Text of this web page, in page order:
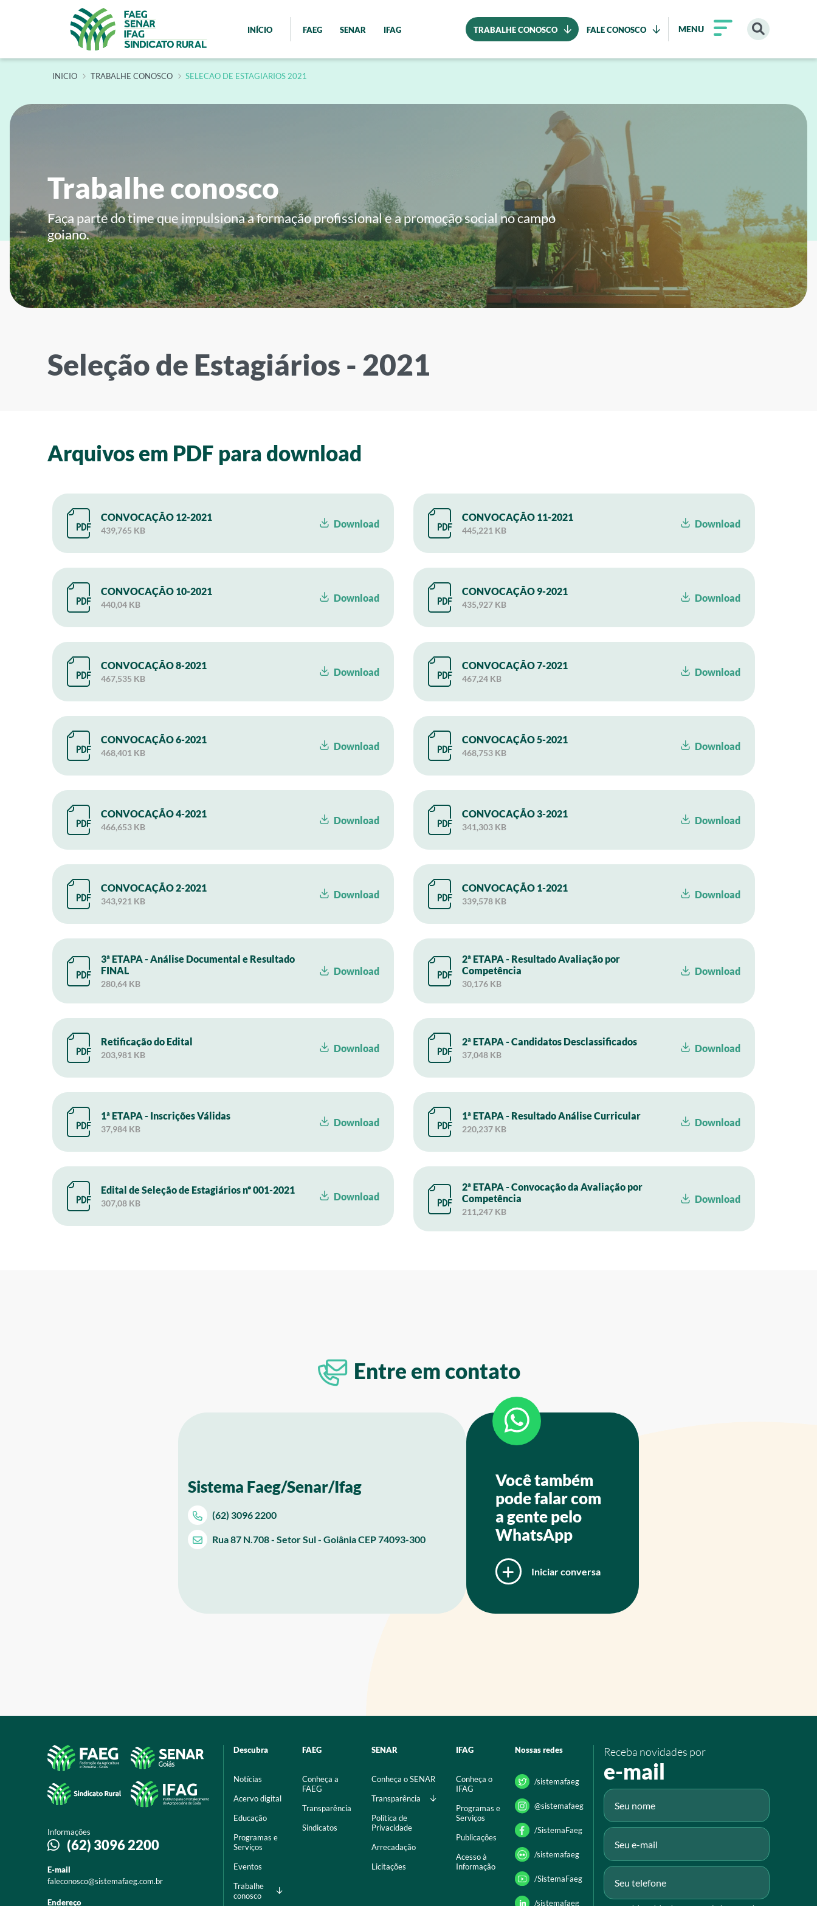
INÍCIO FAEG SENAR IFAG TRABALHE CONOSCO FALE CONOSCO MENU
INÍCIO TRABALHE CONOSCO SELECAO DE ESTAGIARIOS 2021
Trabalhe conosco
Faça parte do time que impulsiona a formação profissional e a promoção social no campo
goiano.
Seleção de Estagiários - 2021
Arquivos em PDF para download
CONVOCAÇÃO 12-2021
439,765 KB
Download
CONVOCAÇÃO 11-2021
445,221 KB
Download
CONVOCAÇÃO 10-2021
440,04 KB
Download
CONVOCAÇÃO 9-2021
435,927 KB
Download
CONVOCAÇÃO 8-2021
467,535 KB
Download
CONVOCAÇÃO 7-2021
467,24 KB
Download
CONVOCAÇÃO 6-2021
468,401 KB
Download
CONVOCAÇÃO 5-2021
468,753 KB
Download
CONVOCAÇÃO 4-2021
466,653 KB
Download
CONVOCAÇÃO 3-2021
341,303 KB
Download
CONVOCAÇÃO 2-2021
343,921 KB
Download
CONVOCAÇÃO 1-2021
339,578 KB
Download
3ª ETAPA - Análise Documental e Resultado
FINAL
280,64 KB
Download
2ª ETAPA - Resultado Avaliação por
Competência
30,176 KB
Download
Retificação do Edital
203,981 KB
Download
2ª ETAPA - Candidatos Desclassificados
37,048 KB
Download
1ª ETAPA - Inscrições Válidas
37,984 KB
Download
1ª ETAPA - Resultado Análise Curricular
220,237 KB
Download
Edital de Seleção de Estagiários nº 001-2021
307,08 KB
Download
2ª ETAPA - Convocação da Avaliação por
Competência
211,247 KB
Download
Entre em contato
Sistema Faeg/Senar/Ifag
(62) 3096 2200
Rua 87 N.708 - Setor Sul - Goiânia CEP 74093-300
Você também
pode falar com
a gente pelo
WhatsApp
Iniciar conversa
Informações
(62) 3096 2200
E-mail
faleconosco@sistemafaeg.com.br
Endereço
Descubra
Notícias
Acervo digital
Educação
Programas e
Serviços
Eventos
Trabalhe
conosco
FAEG
Conheça a
FAEG
Transparência
Sindicatos
SENAR
Conheça o SENAR
Transparência
Política de
Privacidade
Arrecadação
Licitações
IFAG
Conheça o
IFAG
Programas e
Serviços
Publicações
Acesso à
Informação
Nossas redes
/sistemafaeg
@sistemafaeg
/SistemaFaeg
/sistemafaeg
/SistemaFaeg
/sistemafaeg
Receba novidades por
e-mail